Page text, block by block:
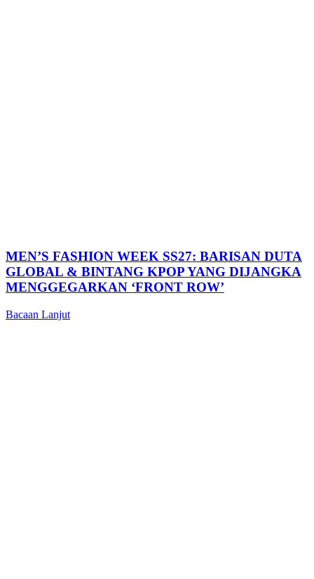
MEN’S FASHION WEEK SS27: BARISAN DUTA
GLOBAL & BINTANG KPOP YANG DIJANGKA
MENGGEGARKAN ‘FRONT ROW’
Bacaan Lanjut